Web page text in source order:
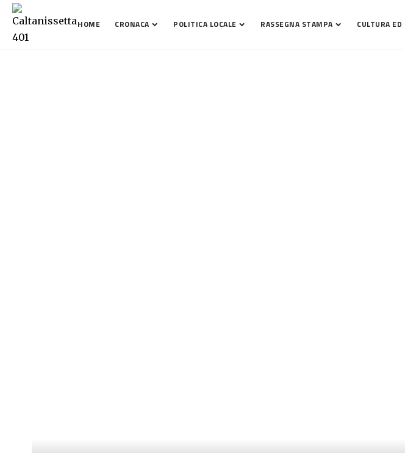
HOME CRONACA POLITICA LOCALE RASSEGNA STAMPA CULTURA